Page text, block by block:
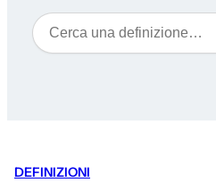
Cerca
DEFINIZIONI